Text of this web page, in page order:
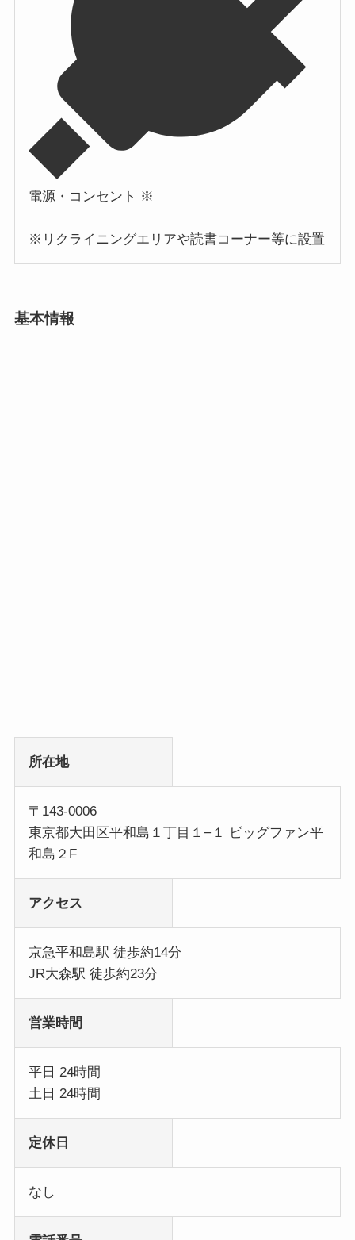
電源・コンセント ※
※リクライニングエリアや読書コーナー等に設置
基本情報
所在地
〒143-0006
東京都大田区平和島１丁目１−１ ビッグファン平
和島２F
アクセス
京急平和島駅 徒歩約14分
JR大森駅 徒歩約23分
営業時間
平日 24時間
土日 24時間
定休日
なし